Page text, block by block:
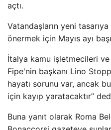
açtı.
Vatandaşların yeni
önermek için Mayıs ayı
İtalya kamu işletmecileri
Fipe'nin başkanı Lino
hayatı sorunu var, ancak
için kayıp yaratacaktır”
Buna yanıt olarak Roma